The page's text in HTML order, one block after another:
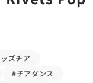
ズチア
#チアダンス